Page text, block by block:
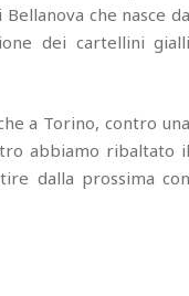
che nasce da
dei cartellini gialli
a Torino, contro una
abbiamo ribaltato il
dalla prossima con